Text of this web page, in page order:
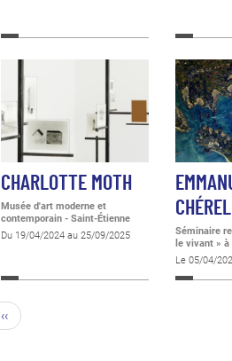
CHARLOTTE MOTH
Musée d'art moderne et
contemporain - Saint-Étienne
Du 19/04/2024 au 25/09/2025
CHÉREL
Séminaire
le vivant »
Le 05/04/
‹‹